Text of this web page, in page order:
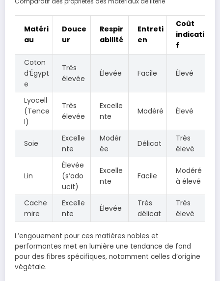
Matéri
au
Douce
ur
Respir
abilité
Entreti
en
Coût
indicati
f
Coton
d’Égypt
e
Très
élevée
Élevée Facile Élevé
Lyocell
(Tence
l)
Très
élevée
Excelle
nte
Modéré Élevé
Soie
Excelle
nte
Modér
ée
Délicat
Très
élevé
Lin
Élevée
(s’ado
ucit)
Excelle
nte
Facile
Modéré
à élevé
Cache
mire
Excelle
nte
Élevée
Très
délicat
Très
élevé
L’engouement pour ces matières nobles et
performantes met en lumière une tendance de fond
pour des fibres spécifiques, notamment celles d’origine
végétale.